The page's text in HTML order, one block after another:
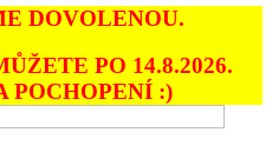
DOVOLENOU.
PO 14.8.2026.
POCHOPENÍ :)